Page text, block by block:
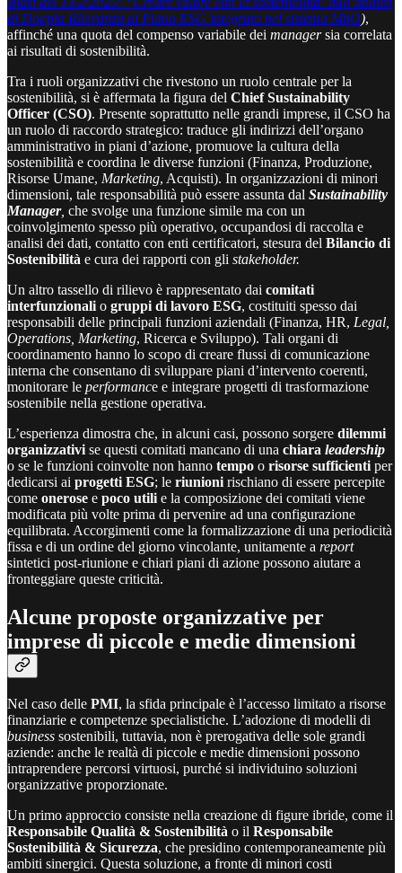
di Doppia Rilevanza al Piano ESG integrato nel sistema MbO),
affinché una quota del compenso variabile dei managersia correlata
ai risultati di sostenibilità.
Tra i ruoli organizzativi che rivestono un ruolo centrale per la
sostenibilità, si è affermata la figura del Chief Sustainability
Officer (CSO). Presente soprattutto nelle grandi imprese, il CSO ha
un ruolo di raccordo strategico: traduce gli indirizzi dell’organo
amministrativo in piani d’azione, promuove la cultura della
sostenibilità e coordina le diverse funzioni (Finanza, Produzione,
Risorse Umane, Marketing, Acquisti). In organizzazioni di minori
dimensioni, tale responsabilità può essere assunta dal Sustainability
Manager, che svolge una funzione simile ma con un
coinvolgimento spesso più operativo, occupandosi di raccolta e
analisi dei dati, contatto con enti certificatori, stesura del Bilancio di
Sostenibilità e cura dei rapporti con gli stakeholder.
Un altro tassello di rilievo è rappresentato dai comitati
interfunzionali o gruppi di lavoro ESG, costituiti spesso dai
responsabili delle principali funzioni aziendali (Finanza, HR, Legal,
Operations, Marketing, Ricerca e Sviluppo). Tali organi di
coordinamento hanno lo scopo di creare flussi di comunicazione
interna che consentano di sviluppare piani d’intervento coerenti,
monitorare le performance e integrare progetti di trasformazione
sostenibile nella gestione operativa.
L’esperienza dimostra che, in alcuni casi, possono sorgere dilemmi
organizzativi se questi comitati mancano di una chiara leadership
o se le funzioni coinvolte non hanno tempo o risorse sufficienti per
dedicarsi ai progetti ESG; le riunioni rischiano di essere percepite
come onerose e poco utili e la composizione dei comitati viene
modificata più volte prima di pervenire ad una configurazione
equilibrata. Accorgimenti come la formalizzazione di una periodicità
fissa e di un ordine del giorno vincolante, unitamente a report
sintetici post-riunione e chiari piani di azione possono aiutare a
fronteggiare queste criticità.
Alcune proposte organizzative per
imprese di piccole e medie dimensioni
Nel caso delle PMI, la sfida principale è l’accesso limitato a risorse
finanziarie e competenze specialistiche. L’adozione di modelli di
business sostenibili, tuttavia, non è prerogativa delle sole grandi
aziende: anche le realtà di piccole e medie dimensioni possono
intraprendere percorsi virtuosi, purché si individuino soluzioni
organizzative proporzionate.
Un primo approccio consiste nella creazione di figure ibride, come il
Responsabile Qualità & Sostenibilità o il Responsabile
Sostenibilità & Sicurezza, che presidino contemporaneamente più
ambiti sinergici. Questa soluzione, a fronte di minori costi